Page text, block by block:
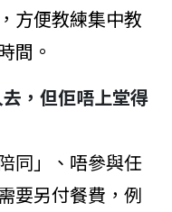
方便教練集中教
間。
，但佢唔上堂得
同」、唔參與任
要另付餐費，例